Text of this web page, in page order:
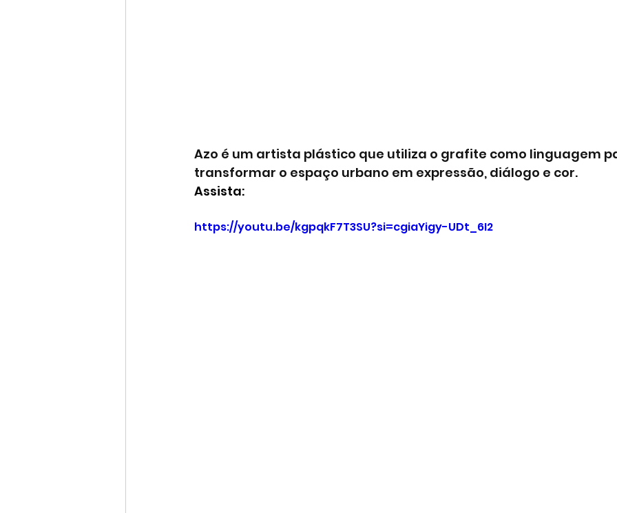
Azo é um artista plástico que utiliza o grafite como linguagem
transformar o espaço urbano em expressão, diálogo e cor.
Assista:
https://youtu.be/kgpqkF7T3SU?si=cgiaYigy-UDt_6I2